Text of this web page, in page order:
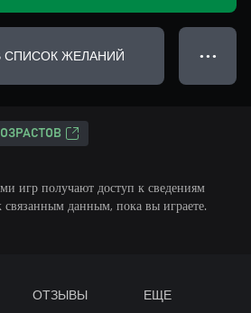
СПИСОК ЖЕЛАНИЙ ● ● ●
игр получают доступ к сведениям
данным, пока вы играете.
ОТЗЫВЫ ЕЩЕ